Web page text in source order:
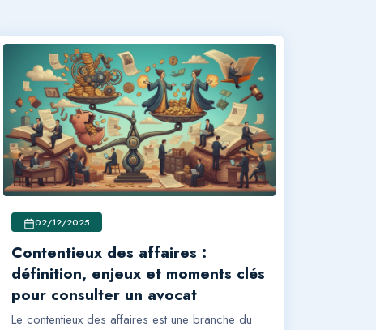
02/12/2025
Contentieux des affaires :
définition, enjeux et moments clés
pour consulter un avocat
Le contentieux des affaires est une branche du